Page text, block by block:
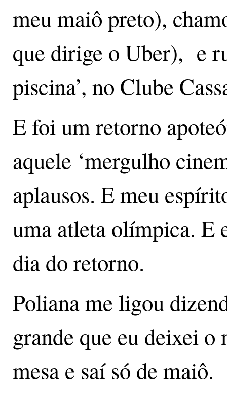
meu maiô preto),
que dirige o Uber), e
piscina’, no Clube
E foi um retorno
aquele ‘mergulho
aplausos. E meu
uma atleta olímpica. E
dia do retorno.
Poliana me ligou
grande que eu deixei
mesa e saí só de maiô.